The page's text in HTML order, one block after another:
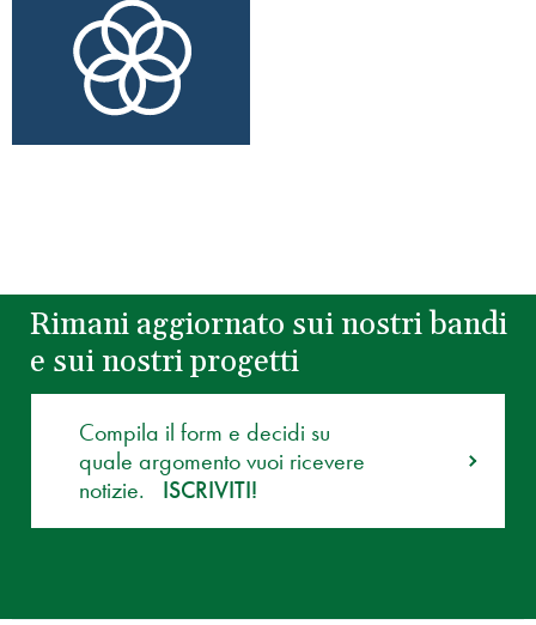
Rimani aggiornato sui nostri bandi
e sui nostri progetti
Compila il form e decidi su
quale argomento vuoi ricevere
notizie.
ISCRIVITI!